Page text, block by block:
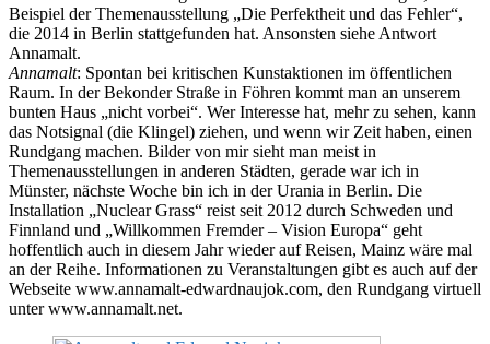
Beispiel der Themenausstellung „Die Perfektheit und das Fehler“,
die 2014 in Berlin stattgefunden hat. Ansonsten siehe Antwort
Annamalt.
Annamalt: Spontan bei kritischen Kunstaktionen im öffentlichen
Raum. In der Bekonder Straße in Föhren kommt man an unserem
bunten Haus „nicht vorbei“. Wer Interesse hat, mehr zu sehen, kann
das Notsignal (die Klingel) ziehen, und wenn wir Zeit haben, einen
Rundgang machen. Bilder von mir sieht man meist in
Themenausstellungen in anderen Städten, gerade war ich in
Münster, nächste Woche bin ich in der Urania in Berlin. Die
Installation „Nuclear Grass“ reist seit 2012 durch Schweden und
Finnland und „Willkommen Fremder – Vision Europa“ geht
hoffentlich auch in diesem Jahr wieder auf Reisen, Mainz wäre mal
an der Reihe. Informationen zu Veranstaltungen gibt es auch auf der
Webseite www.annamalt-edwardnaujok.com, den Rundgang virtuell
unter www.annamalt.net.